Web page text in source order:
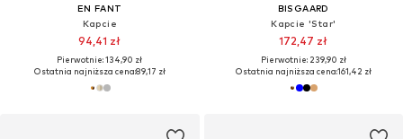
EN FANT
Kapcie
94,41 zł
Pierwotnie: 134,90 zł
Ostatnia najniższa cena:89,17 zł
BISGAARD
Kapcie 'Star'
172,47 zł
Pierwotnie: 239,90 zł
Ostatnia najniższa cena:161,42 zł